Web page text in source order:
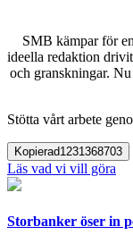
SMB kämpar för
ideella redaktion
och granskningar.
Stötta vårt arbete
Kopierad1231368703
Läs vad vi vill göra
Storbanker öser in